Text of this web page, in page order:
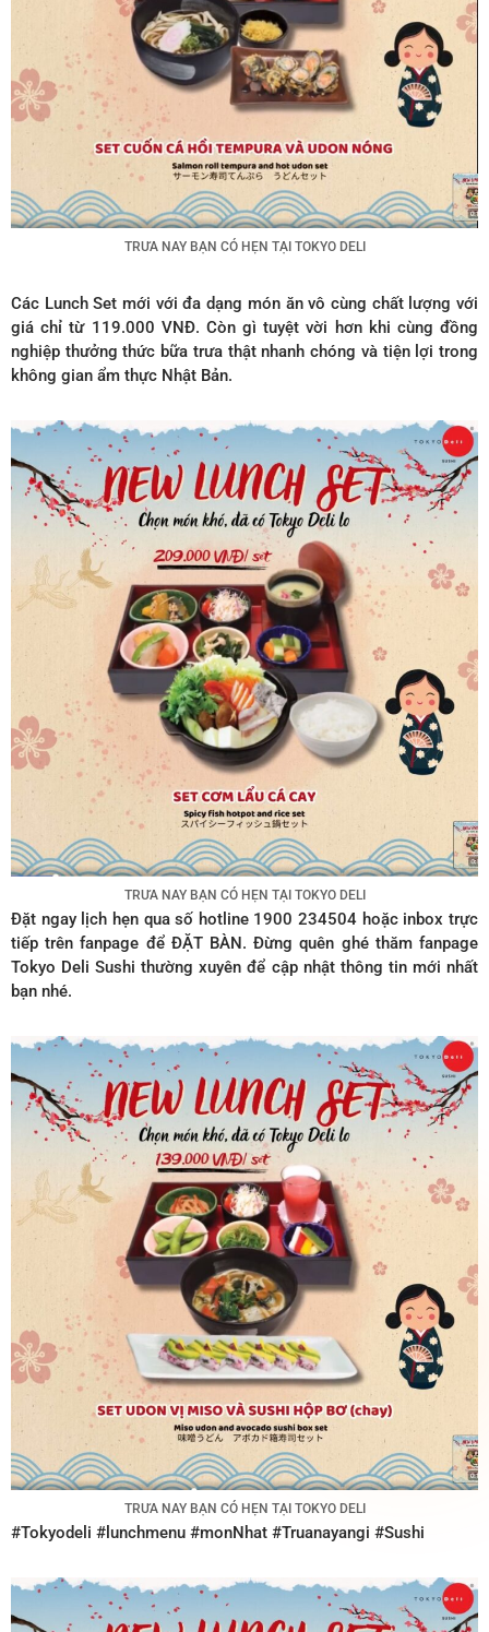
TRƯA NAY BẠN CÓ HẸN TẠI TOKYO DELI
Các Lunch Set mới với đa dạng món ăn vô cùng chất lượng với
giá chỉ từ 119.000 VNĐ. Còn gì tuyệt vời hơn khi cùng đồng
nghiệp thưởng thức bữa trưa thật nhanh chóng và tiện lợi trong
không gian ẩm thực Nhật Bản.
TRƯA NAY BẠN CÓ HẸN TẠI TOKYO DELI
Đặt ngay lịch hẹn qua số hotline 1900 234504 hoặc inbox trực
tiếp trên fanpage để ĐẶT BÀN. Đừng quên ghé thăm fanpage
Tokyo Deli Sushi thường xuyên để cập nhật thông tin mới nhất
bạn nhé.
TRƯA NAY BẠN CÓ HẸN TẠI TOKYO DELI
#Tokyodeli #lunchmenu #monNhat #Truanayangi #Sushi